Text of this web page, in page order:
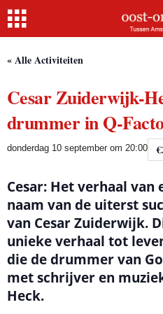
Home
« Alle Activiteiten
Cesar Zuiderwijk-
drummer in Q-
donderdag 10 september om 20:00
Cesar: Het verhaal
naam van de uiterst
van Cesar Zuiderwijk.
unieke verhaal tot
die de drummer van
met schrijver en
Heck.